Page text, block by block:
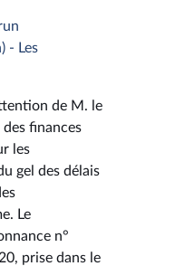
- Les
de M. le
finances
les
gel des délais
Le
n°
prise dans le